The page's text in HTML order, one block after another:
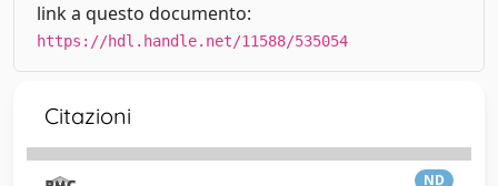
link a questo documento:
https://hdl.handle.net/11588/535054
Citazioni
ND